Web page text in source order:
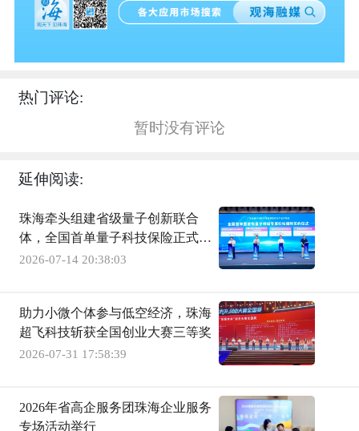
热门评论:
暂时没有评论
延伸阅读:
珠海牵头组建省级量子创新联合
体，全国首单量子科技保险正式落
地
2026-07-14 20:38:03
助力小微个体参与低空经济，珠海
超飞科技斩获全国创业大赛三等奖
2026-07-31 17:58:39
2026年省高企服务团珠海企业服务
专场活动举行